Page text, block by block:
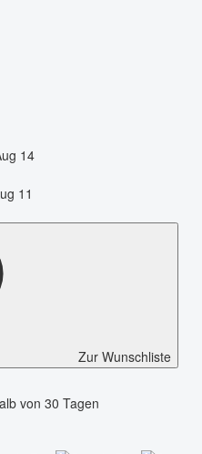
14
11
Zur Wunschliste
von 30 Tagen